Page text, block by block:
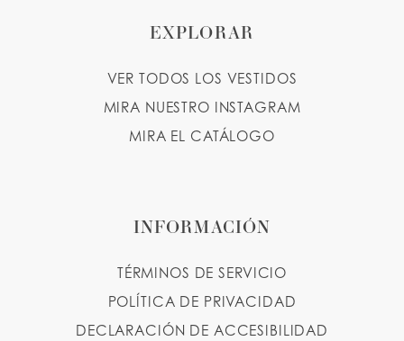
EXPLORAR
VER TODOS LOS VESTIDOS
MIRA NUESTRO INSTAGRAM
MIRA EL CATÁLOGO
INFORMACIÓN
TÉRMINOS DE SERVICIO
POLÍTICA DE PRIVACIDAD
DECLARACIÓN DE ACCESIBILIDAD